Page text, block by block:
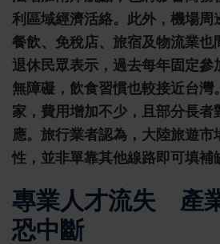
利區域經濟活絡。此外，機場周
餐飲、免稅店、旅宿及物流業也
退休民眾表示，過去每年固定參
無障礙，飲食習慣也較接近台灣
家，費用增加不少，且部分長者
應。旅行業者認為，大陸旅遊市
性，並非單靠其他線路即可填補
專業人才流失 產
恐中斷